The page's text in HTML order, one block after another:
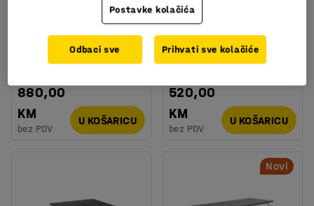
680x680x720 mm, crni
okvir, bijeli
Art. br.:128180
880,00
KM
bez PDV
U KOŠARICU
Pravokutan stol,
1200x700 mm, crni
Art. br. :131442
520,00
KM
bez PDV
U KOŠARICU
Novi
Postavke kolačića
Odbaci sve Prihvati sve kolačiće